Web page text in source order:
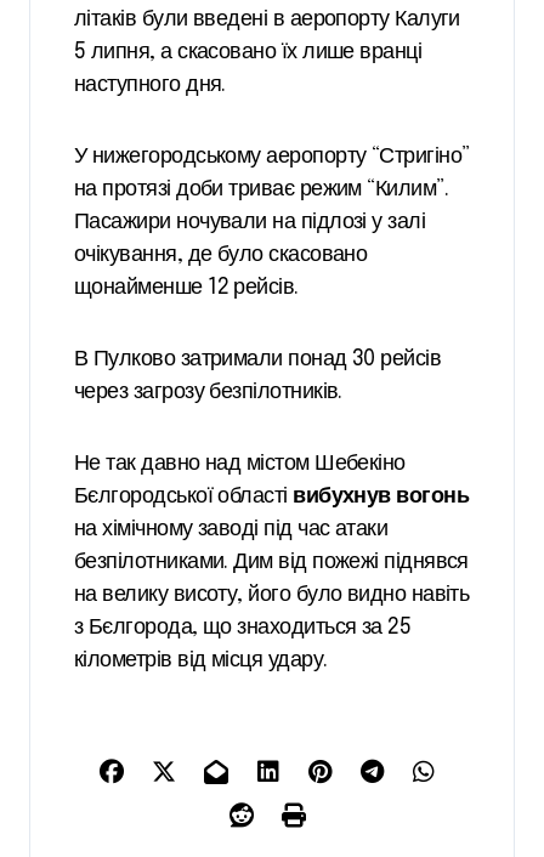
літаків були введені в аеропорту Калуги
5 липня, а скасовано їх лише вранці
наступного дня.
У нижегородському аеропорту “Стригіно”
на протязі доби триває режим “Килим”.
Пасажири ночували на підлозі у залі
очікування, де було скасовано
щонайменше 12 рейсів.
В Пулково затримали понад 30 рейсів
через загрозу безпілотників.
Не так давно над містом Шебекіно
Бєлгородської області вибухнув вогонь
на хімічному заводі під час атаки
безпілотниками. Дим від пожежі піднявся
на велику висоту, його було видно навіть
з Бєлгорода, що знаходиться за 25
кілометрів від місця удару.